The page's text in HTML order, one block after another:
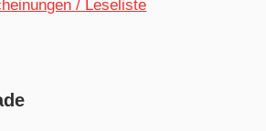
/ Leseliste